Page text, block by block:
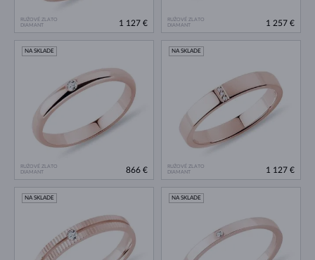
RUŽOVÉ ZLATO
DIAMANT
1 127 €
RUŽOVÉ ZLATO
DIAMANT
1 257 €
RUŽOVÉ ZLATO
DIAMANT
NA SKLADE
866 €
RUŽOVÉ ZLATO
DIAMANT
NA SKLADE
1 127 €
NA SKLADE NA SKLADE